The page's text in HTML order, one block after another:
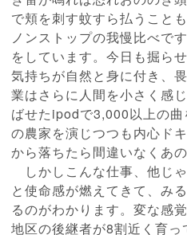
で頬を刺す蚊すら払うこと
ノンストップの我慢比べで
をしています。今日も掘ら
気持ちが自然と身に付き、
業はさらに人間を小さく感
ばせたipodで3,000以上の
の農家を演じつつも内心ド
から落ちたら間違いなくあの
しかしこんな仕事、他じ
と使命感が燃えてきて、み
るのがわかります。変な感
地区の後継者が8割近く育